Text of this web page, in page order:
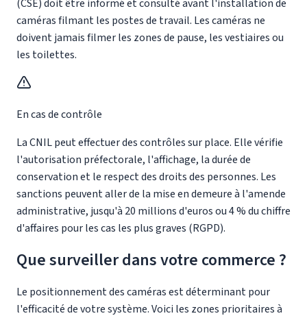
(CSE) doit être informé et consulté avant l'installation de
caméras filmant les postes de travail. Les caméras ne
doivent jamais filmer les zones de pause, les vestiaires ou
les toilettes.
En cas de contrôle
La CNIL peut effectuer des contrôles sur place. Elle vérifie
l'autorisation préfectorale, l'affichage, la durée de
conservation et le respect des droits des personnes. Les
sanctions peuvent aller de la mise en demeure à l'amende
administrative, jusqu'à 20 millions d'euros ou 4 % du chiffre
d'affaires pour les cas les plus graves (RGPD).
Que surveiller dans votre commerce ?
Le positionnement des caméras est déterminant pour
l'efficacité de votre système. Voici les zones prioritaires à